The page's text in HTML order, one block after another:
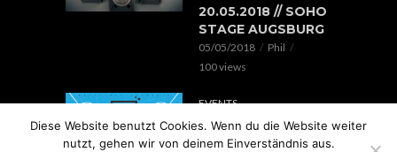
20.05.2018 // SOHO
STAGE AUGSBURG
05/05/2018
Phil
100 views
EVENTS
Rap im Ring 2017
mit Edgar Wasser,
Diese Website benutzt Cookies. Wenn du die Website weiter
nutzt, gehen wir von deinem Einverständnis aus.